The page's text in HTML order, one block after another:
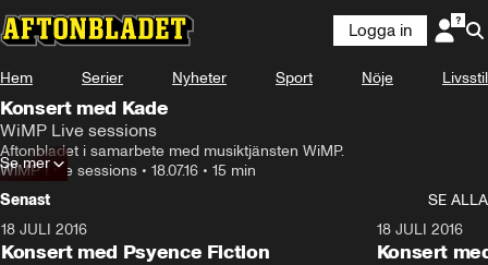
Logga in
Hem Serier Nyheter Sport Nöje Livsstil
Konsert med Kade
WiMP Live sessions
Aftonbladet i samarbete med musiktjänsten WiMP.
WiMP Live sessions • 18.07.16 • 15 min
Se mer
Senast
SE ALLA
18 JULI 2016
Konsert med Psyence Fiction
18 JULI 2016
Konsert